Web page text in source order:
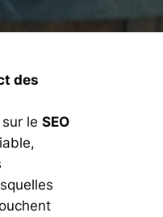
des
sur leSEO